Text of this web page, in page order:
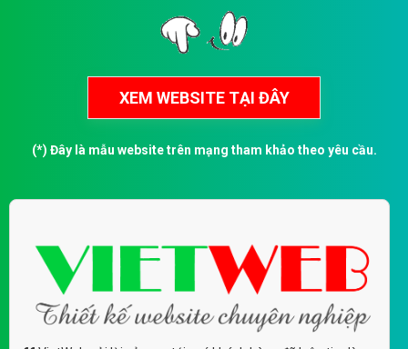
(*) Đây là mẫu website trên mạng tham khảo theo yêu cầu.